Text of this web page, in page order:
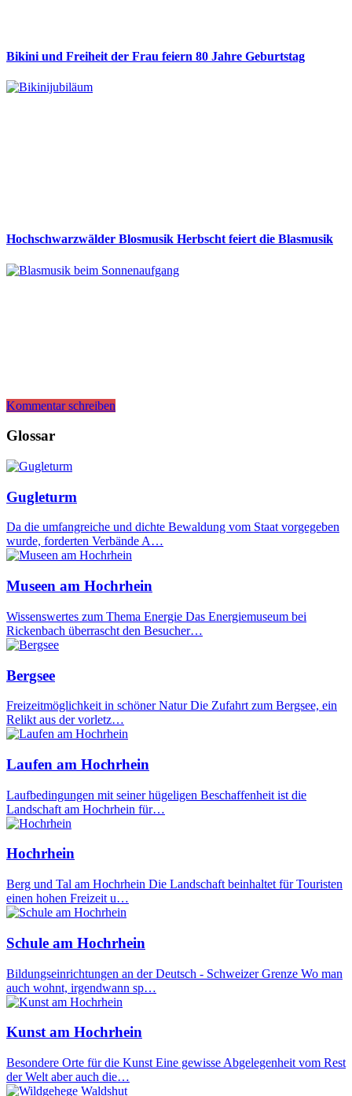
Bikini und Freiheit der Frau feiern 80 Jahre Geburtstag
Hochschwarzwälder Blosmusik Herbscht feiert die Blasmusik
Kommentar schreiben
Glossar
Gugleturm
Da die umfangreiche und dichte Bewaldung vom Staat vorgegeben
wurde, forderten Verbände A…
Museen am Hochrhein
Wissenswertes zum Thema Energie Das Energiemuseum bei
Rickenbach überrascht den Besucher…
Bergsee
Freizeitmöglichkeit in schöner Natur Die Zufahrt zum Bergsee, ein
Relikt aus der vorletz…
Laufen am Hochrhein
Laufbedingungen mit seiner hügeligen Beschaffenheit ist die
Landschaft am Hochrhein für…
Hochrhein
Berg und Tal am Hochrhein Die Landschaft beinhaltet für Touristen
einen hohen Freizeit u…
Schule am Hochrhein
Bildungseinrichtungen an der Deutsch - Schweizer Grenze Wo man
auch wohnt, irgendwann sp…
Kunst am Hochrhein
Besondere Orte für die Kunst Eine gewisse Abgelegenheit vom Rest
der Welt aber auch die…